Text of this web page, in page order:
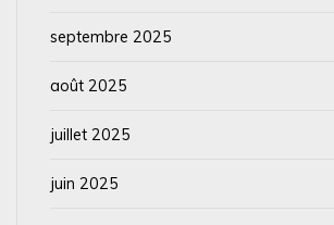
septembre 2025
août 2025
juillet 2025
juin 2025